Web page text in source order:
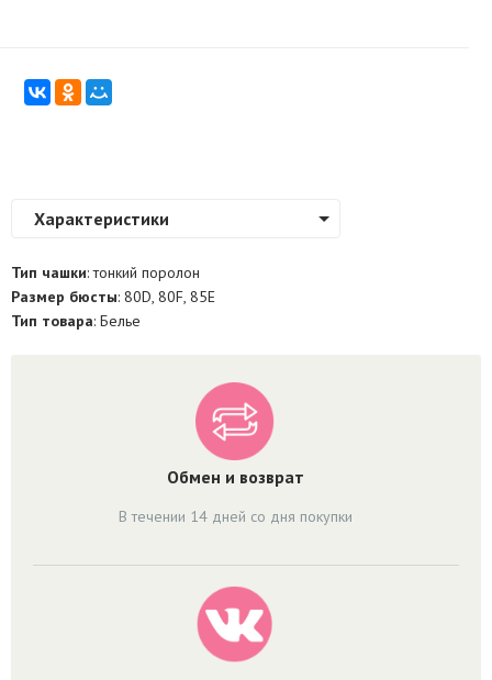
Обмен и возврат
В течении 14 дней со дня покупки
Характеристики
Тип чашки: тонкий поролон
Размер бюсты: 80D, 80F, 85E
Тип товара: Белье